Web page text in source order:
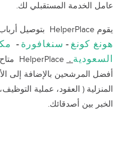
عامل الخدمة المستقبلي لك.
يقوم HelperPlace بتوصيل أرباب العمل بالخادمات في الدول التالية:
هونغ كونغ - سنغافورة -
السعودية .
أفضل المرشحين بالإضافة إلى
المنزلية ( العقود، عملية
الخبر بين أصدقائك.